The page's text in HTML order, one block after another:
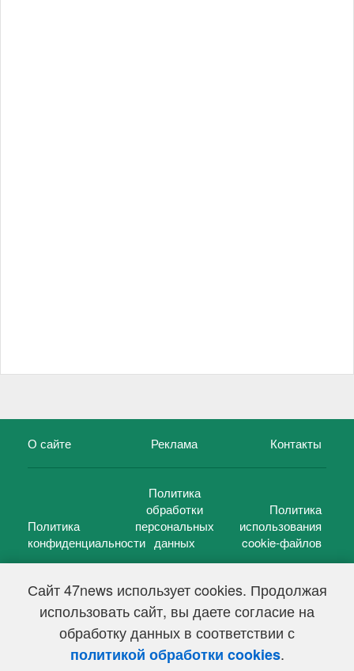
Сайт 47news использует cookies. Продолжая
использовать сайт, вы даете согласие на
обработку данных в соответствии с
политикой обработки cookies.
О сайте Реклама Контакты
Политика
конфиденциальности
Политика
обработки
персональных
данных
Политика
использования
cookie-файлов
47 новостей (47 news)2005 — 2026 г.
Свидетельство о регистрации СМИ Эл № ФС 77-39848, выдано
Федеральной службой по надзору в сфере связи,
информационных технологий и массовых коммуникаций